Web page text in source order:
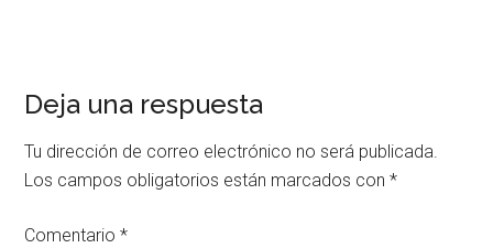
Interacciones
con
los
lectores
Deja una respuesta
Tu dirección de correo electrónico no será publicada.
Los campos obligatorios están marcados con*
Comentario*